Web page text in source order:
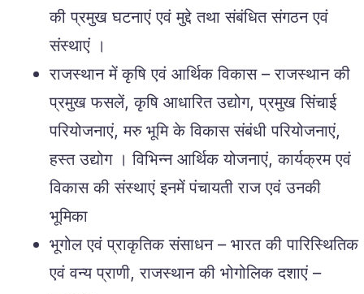
की प्रमुख घटनाएं एवं मुद्दे तथा संबंधित संगठन एवं
संस्थाएं ।
राजस्थान में कृषि एवं आर्थिक विकास – राजस्थान की
प्रमुख फसलें, कृषि आधारित उद्योग, प्रमुख सिंचाई
परियोजनाएं, मरु भूमि के विकास संबंधी परियोजनाएं,
हस्त उद्योग । विभिन्न आर्थिक योजनाएं, कार्यक्रम एवं
विकास की संस्थाएं इनमें पंचायती राज एवं उनकी
भूमिका
भूगोल एवं प्राकृतिक संसाधन – भारत की पारिस्थितिक
एवं वन्य प्राणी, राजस्थान की भोगोलिक दशाएं –